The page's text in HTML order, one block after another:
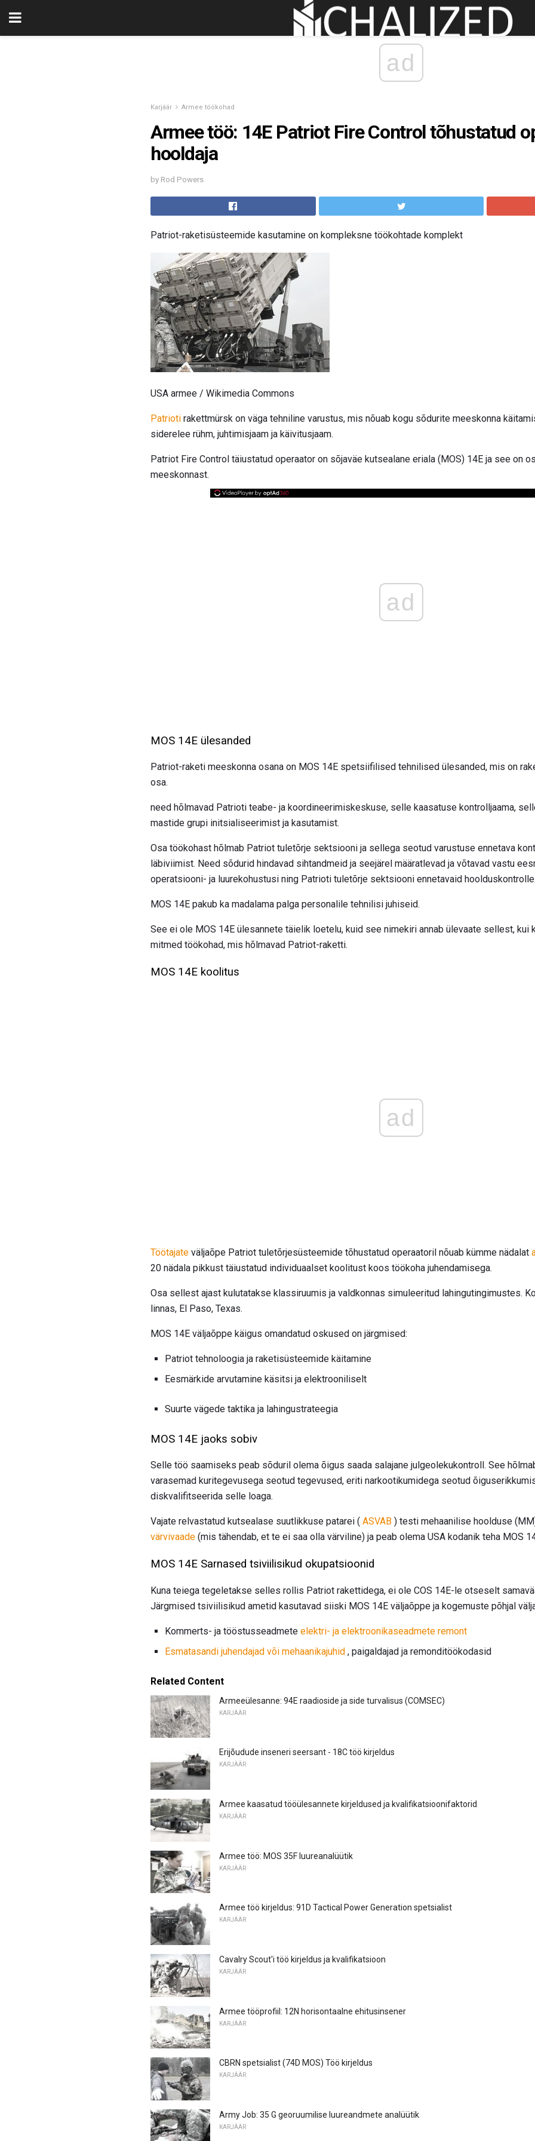
ad
Karjäär Armee töökohad
Armee töö: 14E Patriot Fire Control tõhustatud
hooldaja
by Rod Powers
Patriot-raketisüsteemide kasutamine on kompleksne töökohtade komplekt
USA armee / Wikimedia Commons
Patrioti rakettmürsk on väga tehniline varustus, mis nõuab kogu sõdurite meeskonna
siderelee rühm, juhtimisjaam ja käivitusjaam.
Patriot Fire Control täiustatud operaator on sõjaväe kutsealane eriala (MOS) 14E ja see on
meeskonnast.
ad
MOS 14E ülesanded
Patriot-raketi meeskonna osana on MOS 14E spetsiifilised tehnilised ülesanded, mis on
osa.
need hõlmavad Patrioti teabe- ja koordineerimiskeskuse, selle kaasatuse kontrolljaama,
mastide grupi initsialiseerimist ja kasutamist.
Osa töökohast hõlmab Patriot tuletõrje sektsiooni ja sellega seotud varustuse ennetava
läbiviimist. Need sõdurid hindavad sihtandmeid ja seejärel määratlevad ja võtavad vastu
operatsiooni- ja luurekohustusi ning Patrioti tuletõrje sektsiooni ennetavaid hoolduskontrolle.
MOS 14E pakub ka madalama palga personalile tehnilisi juhiseid.
See ei ole MOS 14E ülesannete täielik loetelu, kuid see nimekiri annab ülevaate sellest, kui
mitmed töökohad, mis hõlmavad Patriot-raketti.
MOS 14E koolitus
ad
Töötajate väljaõpe Patriot tuletõrjesüsteemide tõhustatud operaatoril nõuab kümme nädalat
20 nädala pikkust täiustatud individuaalset koolitust koos töökoha juhendamisega.
Osa sellest ajast kulutatakse klassiruumis ja valdkonnas simuleeritud lahingutingimustes.
linnas, El Paso, Texas.
MOS 14E väljaõppe käigus omandatud oskused on järgmised:
Patriot tehnoloogia ja raketisüsteemide käitamine
Eesmärkide arvutamine käsitsi ja elektrooniliselt
Suurte vägede taktika ja lahingustrateegia
MOS 14E jaoks sobiv
Selle töö saamiseks peab sõduril olema õigus saada salajane julgeolekukontroll. See
varasemad kuritegevusega seotud tegevused, eriti narkootikumidega seotud
diskvalifitseerida selle loaga.
Vajate relvastatud kutsealase suutlikkuse patarei ( ASVAB ) testi mehaanilise hoolduse
värvivaade (mis tähendab, et te ei saa olla värviline) ja peab olema USA kodanik teha MOS
MOS 14E Sarnased tsiviilisikud okupatsioonid
Kuna teiega tegeletakse selles rollis Patriot rakettidega, ei ole COS 14E-le otseselt
Järgmised tsiviilisikud ametid kasutavad siiski MOS 14E väljaõppe ja kogemuste põhjal
Kommerts- ja tööstusseadmete elektri- ja elektroonikaseadmete remont
Esmatasandi juhendajad või mehaanikajuhid , paigaldajad ja remonditöökodasid
Related Content
Armeeülesanne: 94E raadioside ja side turvalisus (COMSEC)
KARJÄÄR
Erijõudude inseneri seersant - 18C töö kirjeldus
KARJÄÄR
Armee kaasatud tööülesannete kirjeldused ja kvalifikatsioonifaktorid
KARJÄÄR
Armee töö: MOS 35F luureanalüütik
KARJÄÄR
Armee töö kirjeldus: 91D Tactical Power Generation spetsialist
KARJÄÄR
Cavalry Scout'i töö kirjeldus ja kvalifikatsioon
KARJÄÄR
Armee tööprofiil: 12N horisontaalne ehitusinsener
KARJÄÄR
CBRN spetsialist (74D MOS) Töö kirjeldus
KARJÄÄR
Army Job: 35 G georuumilise luureandmete analüütik
KARJÄÄR